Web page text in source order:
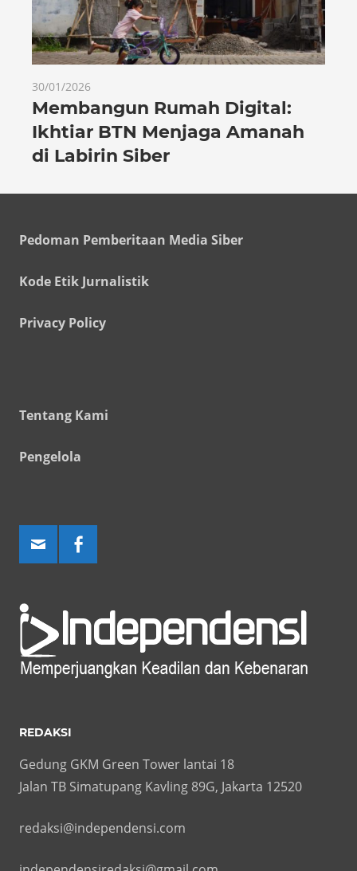
30/01/2026
Membangun Rumah Digital:
Ikhtiar BTN Menjaga Amanah
di Labirin Siber
Pedoman Pemberitaan Media Siber
Kode Etik Jurnalistik
Privacy Policy
Tentang Kami
Pengelola
REDAKSI
Gedung GKM Green Tower lantai 18
Jalan TB Simatupang Kavling 89G, Jakarta 12520
redaksi@independensi.com